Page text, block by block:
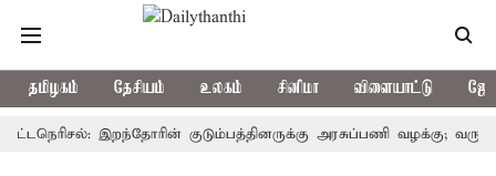
தமிழகம் தேசியம் உலகம் சினிமா விளையாட்டு
இறந்தோரின் குடும்பத்தினருக்கு அரசுப்பணி வழக்கு; வரும்